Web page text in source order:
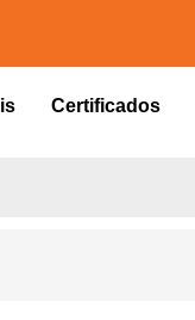
Certificados